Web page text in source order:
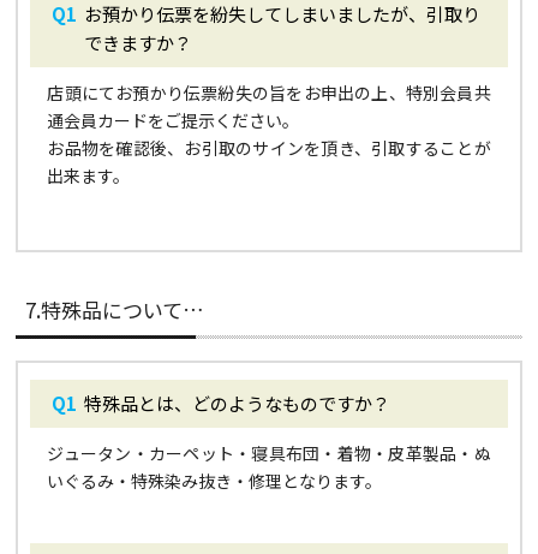
お預かり伝票を紛失してしまいましたが、引取り
できますか？
店頭にてお預かり伝票紛失の旨をお申出の上、特別会員共
通会員カードをご提示ください。
お品物を確認後、お引取のサインを頂き、引取することが
出来ます。
7.特殊品について…
特殊品とは、どのようなものですか？
ジュータン・カーペット・寝具布団・着物・皮革製品・ぬ
いぐるみ・特殊染み抜き・修理となります。